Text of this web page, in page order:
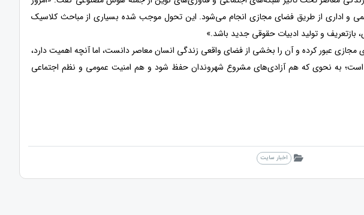
و اداری از طریق فضای مجازی انجام می‌شود. این تحول موجب شده بسیاری از مباحث کلاسیک
بازتعریف و تولید ادبیات حقوقی جدید باشد.»
مجازی عبور کرده و آن را بخشی از فضای واقعی زندگی انسان معاصر دانست، اما آنچه اهمیت دارد،
است؛ به نحوی که هم آزادی‌های مشروع شهروندان حفظ شود و هم امنیت عمومی و نظم اجتماعی
اخبار سایت